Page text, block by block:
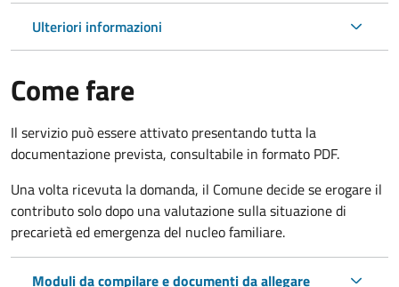
Ulteriori informazioni
Come fare
Il servizio può essere attivato presentando tutta la
documentazione prevista, consultabile in formato PDF.
Una volta ricevuta la domanda, il Comune decide se erogare il
contributo solo dopo una valutazione sulla situazione di
precarietà ed emergenza del nucleo familiare.
Moduli da compilare e documenti da allegare